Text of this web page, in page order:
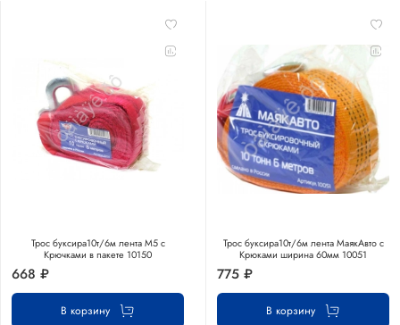
Трос буксира10т/6м лента М5 с
Крючками в пакете 10150
668 ₽
В корзину
Трос буксира10т/6м лента МаякАвто с
Крюками ширина 60мм 10051
775 ₽
В корзину